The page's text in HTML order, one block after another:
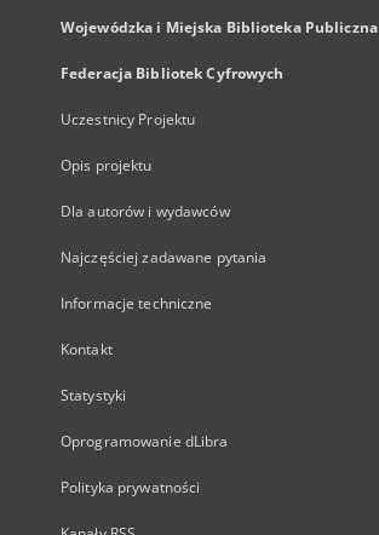
Wojewódzka i Miejska Biblioteka Publiczna
Federacja Bibliotek Cyfrowych
Uczestnicy Projektu
Opis projektu
Dla autorów i wydawców
Najczęściej zadawane pytania
Informacje techniczne
Kontakt
Statystyki
Oprogramowanie dLibra
Polityka prywatności